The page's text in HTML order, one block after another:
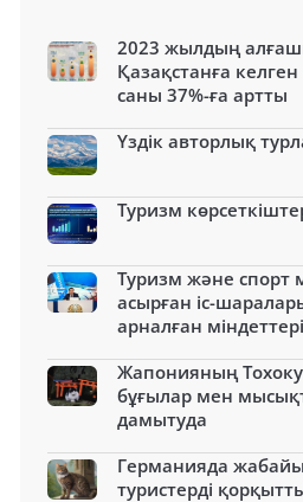
2023 жылдың
Қазақстанға
саны 37%-ға артты
Үздік авторлық
Туризм
Туризм және спорт
асырған іс-
арналған
Жапонияның
бұғылар мен
дамытуда
Германияда
туристерді